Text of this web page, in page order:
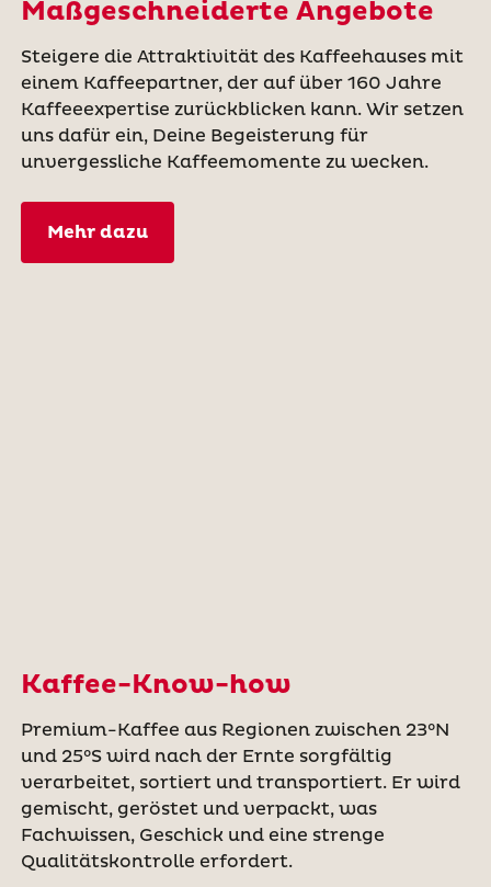
Maßgeschneiderte Angebote
Steigere die Attraktivität des Kaffeehauses mit
einem Kaffeepartner, der auf über 160 Jahre
Kaffeeexpertise zurückblicken kann. Wir setzen
uns dafür ein, Deine Begeisterung für
unvergessliche Kaffeemomente zu wecken.
Mehr dazu
Kaffee-Know-how
Premium-Kaffee aus Regionen zwischen 23°N
und 25°S wird nach der Ernte sorgfältig
verarbeitet, sortiert und transportiert. Er wird
gemischt, geröstet und verpackt, was
Fachwissen, Geschick und eine strenge
Qualitätskontrolle erfordert.